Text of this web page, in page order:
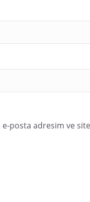
posta adresim ve